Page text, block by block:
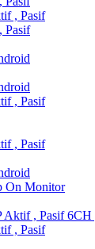
, Pasif
Pasif
, Pasif
, Pasif
On Monitor
Aktif , Pasif
, Pasif